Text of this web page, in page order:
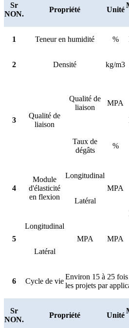
Sr
NON.
Propriété Unité
1 Teneur en humidité %
2 Densité kg/m3
3
Qualité de
liaison
Qualité de
liaison
MPA
Taux de
dégâts
%
4
Module
d'élasticité
en flexion
Longitudinal
MPA
Latéral
5
Longitudinal
MPA
MPA
Latéral
6 Cycle de vie
Environ 15 à 25
les projets par
Sr
NON.
Propriété Unité